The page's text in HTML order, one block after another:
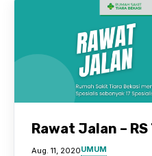
Rawat Jalan –
Aug. 11, 2020UMUM